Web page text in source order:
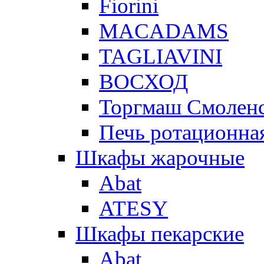
Fiorini
MACADAMS
TAGLIAVINI
ВОСХОД
Торгмаш
Печь
Шкафы жарочные
Abat
ATESY
Шкафы пекарские
Abat